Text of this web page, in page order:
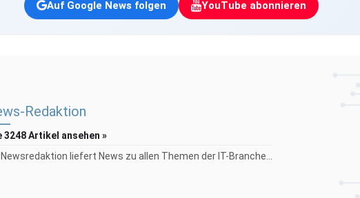
Auf Google News folgen YouTube abonnieren
Redaktion
3248 Artikel ansehen »
Newsredaktion liefert News zu allen Themen der IT-Branche...